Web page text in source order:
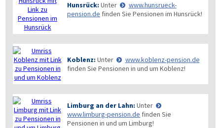
Hunsrück: Unter
www.hunsrueck-
pension.de finden Sie Pensionen im Hunsrück!
Koblenz: Unter
www.koblenz-pension.de
finden Sie Pensionen in und um Koblenz!
Limburg an der Lahn: Unter
www.limburg-pension.de finden Sie
Pensionen in und um Limburg!